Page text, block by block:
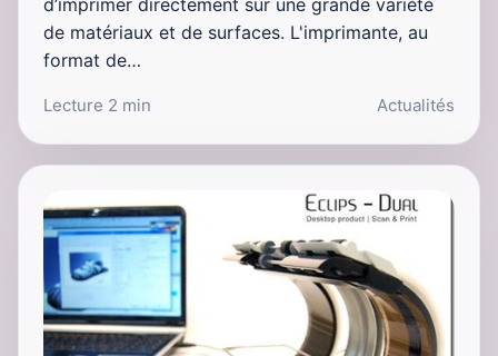
de matériaux et de surfaces. L'imprimante, au
format de…
Lecture 2 min Actualités